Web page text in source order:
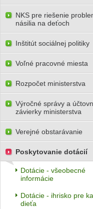
NKS pre riešenie
násilia na deťoch
Inštitút sociálnej politiky
Voľné pracovné miesta
Rozpočet ministerstva
Výročné správy a
závierky ministerstva
Verejné obstarávanie
Poskytovanie dotácií
Dotácie - všeobecné
informácie
Dotácie - ihrisko pre
dieťa